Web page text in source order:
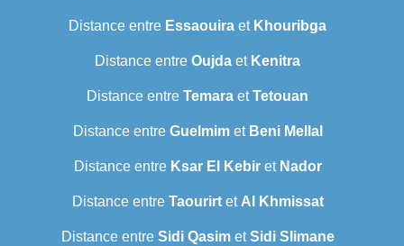
Distance entre Essaouira et Khouribga
Distance entre Oujda et Kenitra
Distance entre Temara etTetouan
Distance entre Guelmimet Beni Mellal
Distance entre Ksar El Kebiret Nador
Distance entre Taourirtet Al Khmissat
Distance entre Sidi QasimetSidi Slimane